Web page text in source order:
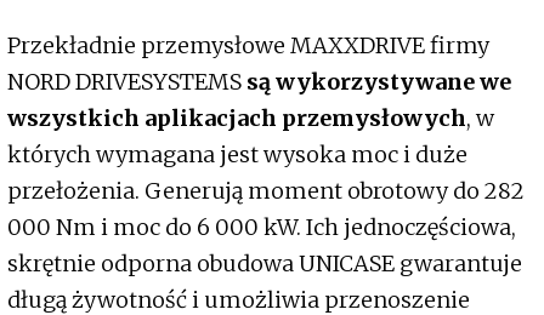
Przekładnie przemysłowe MAXXDRIVE firmy
NORD DRIVESYSTEMS są wykorzystywane we
wszystkich aplikacjach przemysłowych, w
których wymagana jest wysoka moc i duże
przełożenia. Generują moment obrotowy do 282
000 Nm i moc do 6 000 kW. Ich jednoczęściowa,
skrętnie odporna obudowa UNICASE gwarantuje
długą żywotność i umożliwia przenoszenie